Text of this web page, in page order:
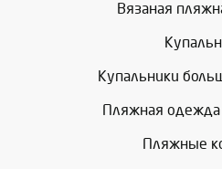
Вязаная
Купальники
Пляжная
Пляжные